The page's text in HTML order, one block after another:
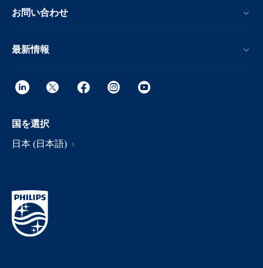
お問い合わせ
最新情報
国を選択
日本 (日本語)